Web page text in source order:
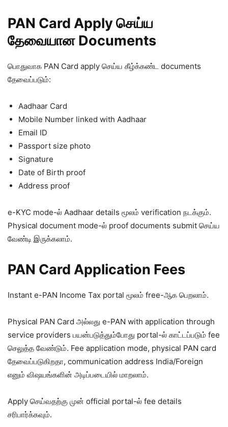
PAN Card Apply செய்ய
தேவையான Documents
பொதுவாக PAN Card apply செய்ய கீழ்க்கண்ட documents
தேவைப்படும்:
Aadhaar Card
Mobile Number linked with Aadhaar
Email ID
Passport size photo
Signature
Date of Birth proof
Address proof
e-KYC mode-ல் Aadhaar details மூலம் verification நடக்கும்.
Physical document mode-ல் proof documents submit செய்ய
வேண்டி இருக்கலாம்.
PAN Card Application Fees
Instant e-PAN Income Tax portal மூலம் free-ஆக பெறலாம்.
Physical PAN Card அல்லது e-PAN with application through
service providers பயன்படுத்தும்போது portal-ல் காட்டப்படும் fee
செலுத்த வேண்டும். Fee application mode, physical PAN card
தேவைப்படுகிறதா, communication address India/Foreign
எனும் விஷயங்களின் அடிப்படையில் மாறலாம்.
Apply செய்வதற்கு முன் official portal-ல் fee details
சரிபார்க்கவும்.